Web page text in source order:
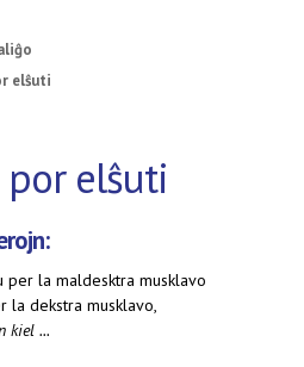
elŝuti
elŝuti
per la maldesktra musklavo
la dekstra musklavo,
kiel ...